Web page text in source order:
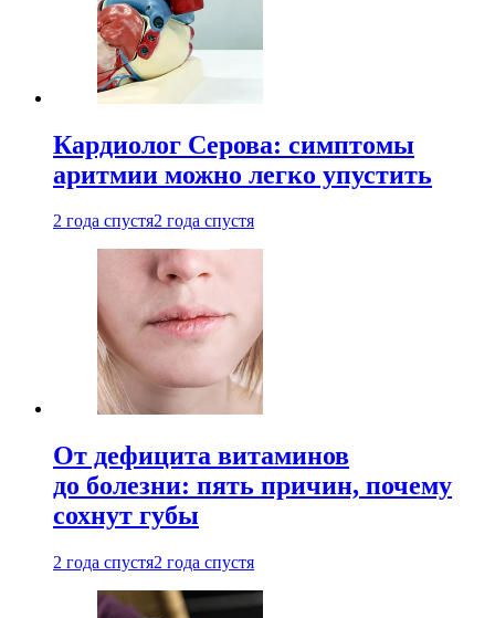
Кардиолог Серова: симптомы
аритмии можно легко упустить
2 года спустя2 года спустя
От дефицита витаминов
до болезни: пять причин, почему
сохнут губы
2 года спустя2 года спустя